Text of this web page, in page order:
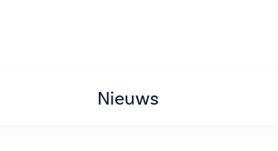
Nieuws